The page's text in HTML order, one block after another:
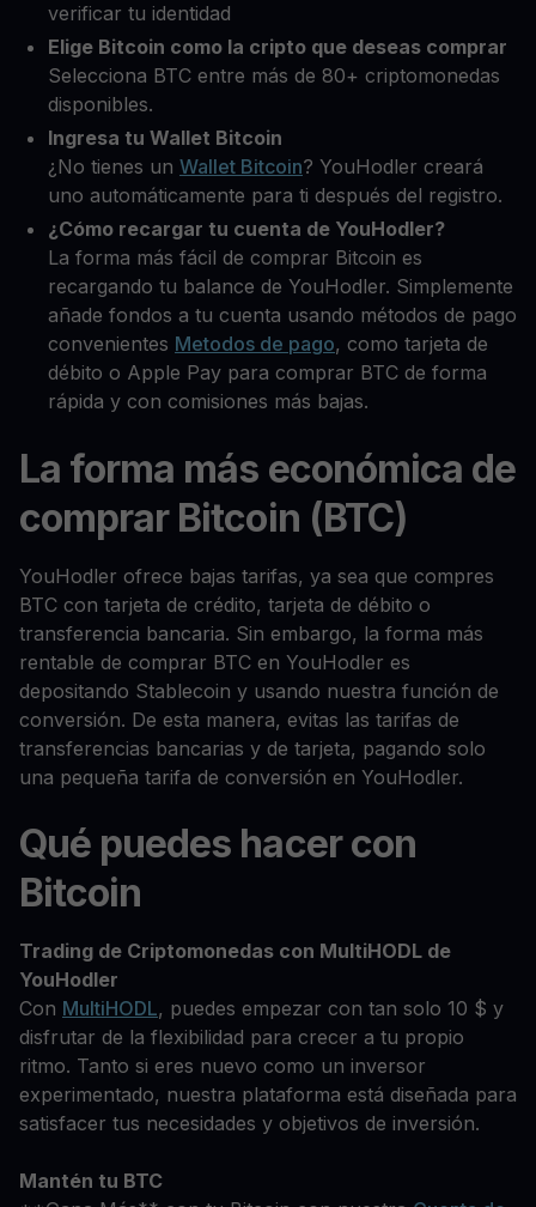
verificar tu identidad
Elige Bitcoin como la cripto que deseas comprar
Selecciona BTC entre más de 80+ criptomonedas
disponibles.
Ingresa tu Wallet Bitcoin
¿No tienes un Wallet Bitcoin? YouHodler creará
uno automáticamente para ti después del registro.
¿Cómo recargar tu cuenta de YouHodler?
La forma más fácil de comprar Bitcoin es
recargando tu balance de YouHodler. Simplemente
añade fondos a tu cuenta usando métodos de pago
convenientes Metodos de pago, como tarjeta de
débito o Apple Pay para comprar BTC de forma
rápida y con comisiones más bajas.
La forma más económica de
comprar Bitcoin (BTC)
YouHodler ofrece bajas tarifas, ya sea que compres
BTC con tarjeta de crédito, tarjeta de débito o
transferencia bancaria. Sin embargo, la forma más
rentable de comprar BTC en YouHodler es
depositando Stablecoin y usando nuestra función de
conversión. De esta manera, evitas las tarifas de
transferencias bancarias y de tarjeta, pagando solo
una pequeña tarifa de conversión en YouHodler.
Qué puedes hacer con
Bitcoin
Trading de Criptomonedas con MultiHODL de
YouHodler
Con MultiHODL, puedes empezar con tan solo 10 $ y
disfrutar de la flexibilidad para crecer a tu propio
ritmo. Tanto si eres nuevo como un inversor
experimentado, nuestra plataforma está diseñada para
satisfacer tus necesidades y objetivos de inversión.
Mantén tu BTC